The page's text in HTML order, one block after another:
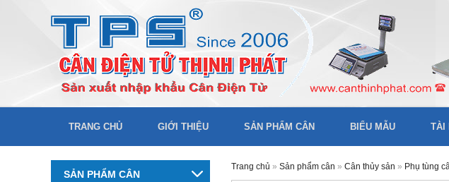
TRANG CHỦ GIỚI THIỆU SẢN PHẨM CÂN BIỂU MẪU TÀI
Trang chủ » Sản phẩm cân » Cân thủy sản » Phụ tùng
SẢN PHẨM CÂN